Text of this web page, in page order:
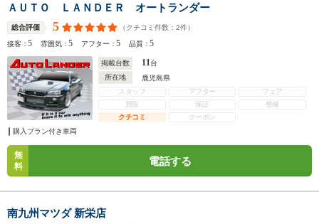
ＡＵＴＯ ＬＡＮＤＥＲ オートランダー
総合評価 5 （クチコミ件数： 2件）
接客：5 雰囲気：5 アフター：5 品質：5
掲載台数 11台
所在地
鹿児島県
スタッフ
アフター
フェア
買取
保証
整備
クチコミ
クーポン
購入プラン付き車両
無
料
電話する
南九州マツダ 新栄店